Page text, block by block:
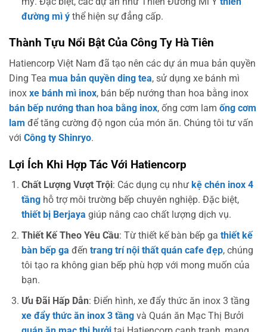
đường mì ýthể hiện sự đẳng cấp.
Thành Tựu Nổi Bật Của Công Ty Hà Tiên
Hatiencorp Việt Nam đã tạo nên các dự án mua bản quyền
Ding Tea mua bản quyền ding tea, sử dụng xe bánh mì
inox xe bánh mì inox, bán bếp nướng than hoa bằng inox
bán bếp nướng than hoa bằng inox, ống cơm lam ống cơm
lam để tăng cường độ ngon của món ăn. Chúng tôi tư vấn
với Công ty Shinryo.
Lợi Ích Khi Hợp Tác Với Hatiencorp
Chất Lượng Vượt Trội: Các dụng cụ như kệ chén inox 4
tầnghỗ trợ môi trường bếp chuyên nghiệp. Đặc biệt,
thiết bị Berjaya giúp nâng cao chất lượng dịch vụ.
Thiết Kế Theo Yêu Cầu: Từ thiết kế bàn bếp ga thiết kế
bàn bếp ga đến trang trí nội thất quán cafe đẹp, chúng
tôi tạo ra không gian bếp phù hợp với mong muốn của
bạn.
Ưu Đãi Hấp Dẫn: Điển hình, xe đẩy thức ăn inox 3 tầng
xe đẩy thức ăn inox 3 tầngvà Quán ăn Mạc Thị Bưởi